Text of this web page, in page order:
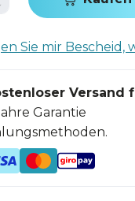
Sie mir Bescheid,
Versand
Garantie